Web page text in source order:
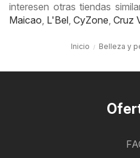
interesen otras tiendas
Maicao, L'Bel, CyZone, Cruz
Inicio Belleza y